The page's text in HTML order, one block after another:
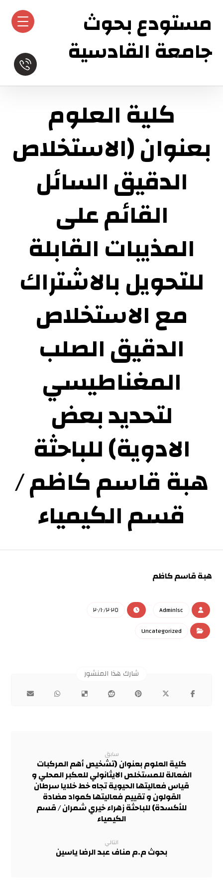
مستودع بحوث
جامعة القادسية
كلية العلوم
بعنوان (الاستخلاص
الدقيق السائل
القائم على
المذيبات القابلة
للتحويل بالاشتراك
مع الاستخلاص
الدقيق الصلب
المغناطيسي
لتحديد بعض
الادوية) للباحثة
هبة قاسم كاظم /
قسم الكيمياء
هبة قاسم كاظم
Admin١sc
٢٠/١٠/٢٠٢٥
Uncategorized
سابق
كلية العلوم بعنوان (تشخيص أهم المركبات
الفعالة للمستخلص الايثانولي للعكبر المحلي و
قياس فعاليتها الحيوية تجاه خط خلايا سرطان
القولون و تقييم فعاليتها كمواد مضادة
للأكسدة) للباحثة زهراء خيري شمران / قسم
الكيمياء
التالي
بحوث م.م مناف عبد الرضا ياسين